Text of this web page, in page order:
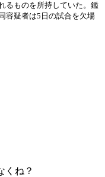
るものを所持していた。鑑
容疑者は5日の試合を欠場
くね？